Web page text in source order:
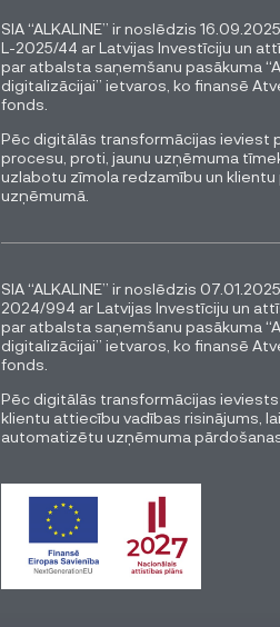
SIA “ALKALINE” ir noslēdzis
L-2025/44 ar Latvijas Investīciju un
par atbalsta saņemšanu pasākuma
digitalizācijai” ietvaros, ko finansē
fonds.
Pēc digitālās transformācijas ieviest
procesu, proti, jaunu uzņēmuma
uzlabotu zīmola redzamību un
uzņēmumā.
SIA “ALKALINE” ir noslēdzis
2024/994 ar Latvijas Investīciju un
par atbalsta saņemšanu pasākuma
digitalizācijai” ietvaros, ko finansē
fonds.
Pēc digitālās transformācijas
klientu attiecību vadības risinājums,
automatizētu uzņēmuma